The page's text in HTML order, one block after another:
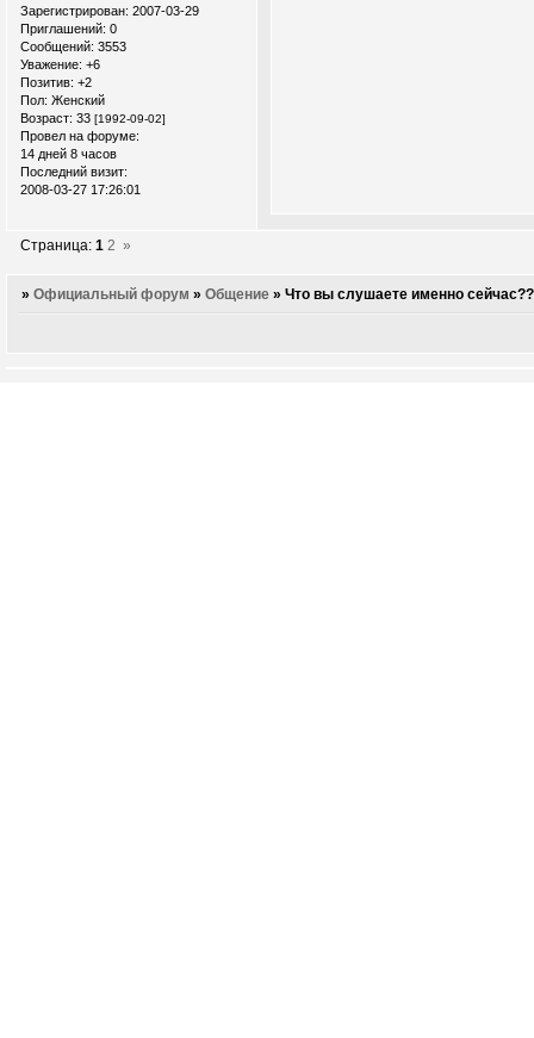
Зарегистрирован: 2007-03-29
Приглашений: 0
Сообщений: 3553
Уважение: +6
Позитив: +2
Пол: Женский
Возраст: 33 [1992-09-02]
Провел на форуме:
14 дней 8 часов
Последний визит:
2008-03-27 17:26:01
Страница:1 2 »
»Официальный форум »Общение »Что вы слушаете именно